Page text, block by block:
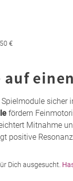
€
auf
sicher
fördern
Mitnahme
positive
Dich ausgesucht.